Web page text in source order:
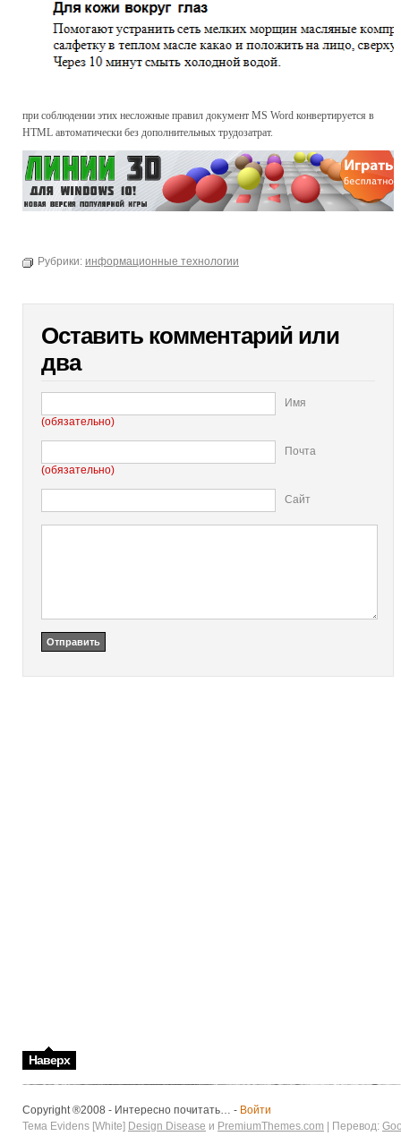
при соблюдении этих несложные правил документ MS Word конвертируется в
HTML автоматически без дополнительных трудозатрат.
Рубрики: информационные технологии
Оставить комментарий или
два
Имя
(обязательно)
Почта
(обязательно)
Сайт
Наверх
Copyright ®2008 - Интересно почитать… - Войти
Тема Evidens [White] Design Disease и PremiumThemes.com | Перевод: